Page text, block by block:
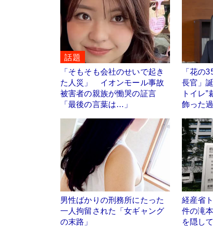
話題
「そもそも会社のせいで起き
た人災」 イオンモール事故
被害者の親族が慟哭の証言
「最後の言葉は…」
「花の
長官」
トイレ
飾った
男性ばかりの刑務所にたった
一人拘留された「女ギャング
の末路」
経産省
件の滝
を隠し